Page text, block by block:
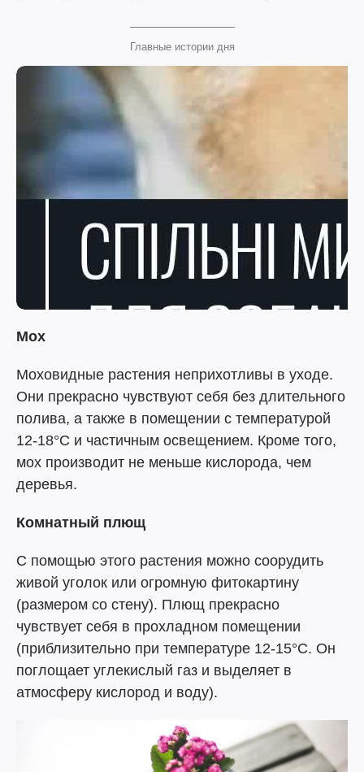
Главные истории дня
Мох
Моховидные растения неприхотливы в уходе.
Они прекрасно чувствуют себя без длительного
полива, а также в помещении с температурой
12-18°С и частичным освещением. Кроме того,
мох производит не меньше кислорода, чем
деревья.
Комнатный плющ
С помощью этого растения можно соорудить
живой уголок или огромную фитокартину
(размером со стену). Плющ прекрасно
чувствует себя в прохладном помещении
(приблизительно при температуре 12-15°С. Он
поглощает углекислый газ и выделяет в
атмосферу кислород и воду).